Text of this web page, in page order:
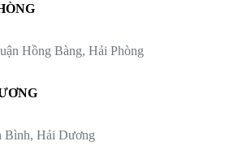
Hồng Bàng, Hải Phòng
Bình, Hải Dương